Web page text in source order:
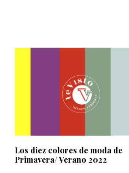
Los diez colores de moda de
Primavera/ Verano 2022